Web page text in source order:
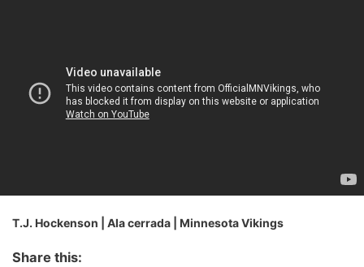
T.J. Hockenson | Ala cerrada | Minnesota Vikings
Share this: